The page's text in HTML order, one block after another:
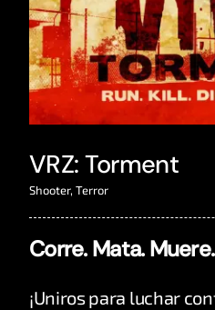
VRZ: Torment
Shooter, Terror
Corre. Mata.
¡Uniros para luchar